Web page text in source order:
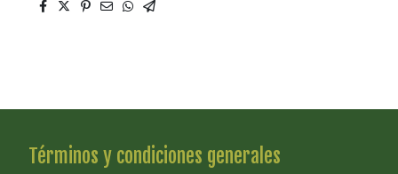
Términos y condiciones generales